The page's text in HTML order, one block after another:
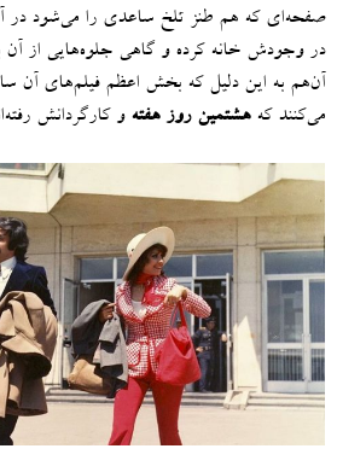
صفحه‌ای که هم طنز تلخ ساعدی را می‌شود در
در وجودش خانه کرده و گاهی جلوه‌هایی از آن
آن‌هم به این دلیل که بخش اعظم فیلم‌های آن
می‌کنند کههشتمین روز هفته و کارگردانش